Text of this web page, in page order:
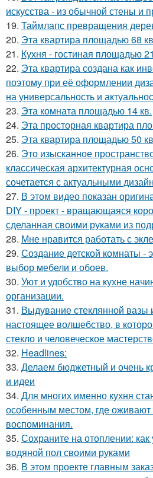
искусства - из обычной стены и
19. Таймлапс превращения
20. Эта квартира площадью 68
21. Кухня - гостиная площадью
22. Эта квартира создана как
поэтому при её оформлении
на универсальность и
23. Эта комната площадью 14 кв.
24. Эта просторная квартира
25. Эта квартира площадью 50
26. Это изысканное
классическая архитектурная
сочетается с актуальными
27. В этом видео показан
DIY - проект - вращающаяся
сделанная своими руками из
28. Мне нравится работать с
29. Создание детской комнаты -
выбор мебели и обоев.
30. Уют и удобство на кухне
организации.
31. Выдувание стеклянной
настоящее волшебство, в
стекло и человеческое
32. Headlines:
33. Делаем бюджетный и очень
и идеи
34. Для многих именно кухня
особенным местом, где
воспоминания.
35. Сохраните на отоплении: как
водяной пол своими руками
36. В этом проекте главным